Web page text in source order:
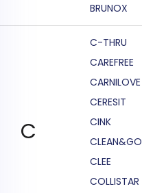
BRUNOX
C
C-THRU
CAREFREE
CARNILOVE
CERESIT
CINK
CLEAN&GO
CLEE
COLLISTAR